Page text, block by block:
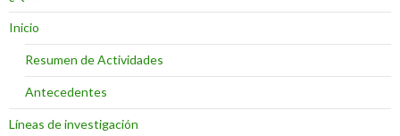
Inicio
Resumen de Actividades
Antecedentes
Líneas de investigación